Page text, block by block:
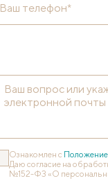
Ваш телефон*
Ознакомлен с
Даю согласие на
№152-ФЗ «О